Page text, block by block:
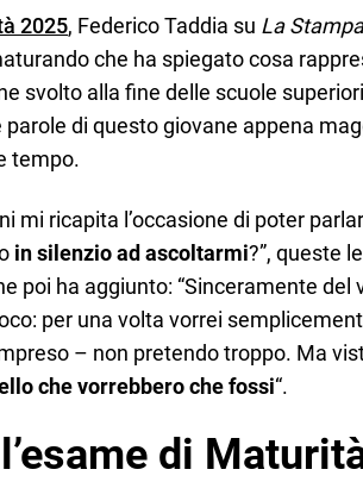
2025, Federico Taddia su La Stampa
che ha spiegato cosa
svolto alla fine delle scuole
parole di questo giovane appena
tempo.
mi ricapita l’occasione di poter
in silenzio ad ascoltarmi?”, queste
poi ha aggiunto: “Sinceramente del
per una volta vorrei
– non pretendo troppo. Ma
che vorrebbero che fossi“.
di